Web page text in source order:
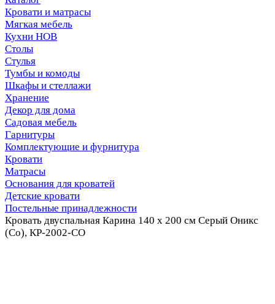
Кровати и матрасы
Мягкая мебель
Кухни НОВ
Столы
Стулья
Тумбы и комоды
Шкафы и стеллажи
Хранение
Декор для дома
Садовая мебель
Гарнитуры
Комплектующие и фурнитура
Кровати
Матрасы
Основания для кроватей
Детские кровати
Постельные принадлежности
Кровать двуспальная Карина 140 х 200 см Серый Оникс
(Со), КР-2002-СО